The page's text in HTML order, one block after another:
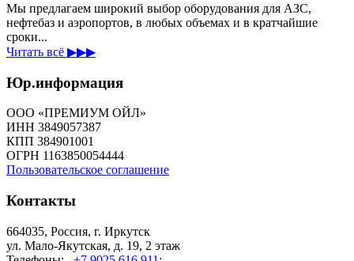
Мы предлагаем широкий выбор оборудования для АЗС,
нефтебаз и аэропортов, в любых объемах и в кратчайшие
сроки...
Читать всё ▶▶▶
Юр.информация
ООО «ПРЕМИУМ ОЙЛ»
ИНН 3849057387
КПП 384901001
ОГРН 1163850054444
Пользовательское соглашение
Контакты
664035, Россия, г. Иркутск
ул. Мало-Якутская, д. 19, 2 этаж